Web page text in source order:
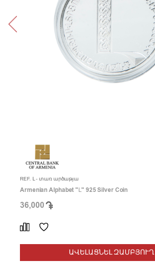
REF. Լ - տառ արծաթյա
Armenian Alphabet "Լ" 925 Silver Coin
36,000
ԱՎԵԼԱՑՆԵԼ ԶԱՄԲՅՈՒՂ